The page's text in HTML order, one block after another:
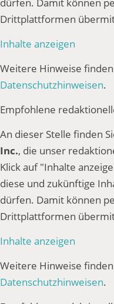
Drittplattformen
Inhalte anzeigen
Weitere Hinweise
Datenschutzhinweisen.
Empfohlene
An dieser Stelle finden
Inc., die unser
Klick auf "Inhalte
diese und zukünftige
dürfen. Damit können
Drittplattformen
Inhalte anzeigen
Weitere Hinweise
Datenschutzhinweisen.